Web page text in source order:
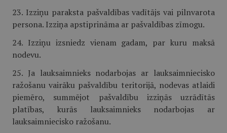
23. Izziņu paraksta pašvaldības vadītājs vai pilnvarota
persona. Izziņa apstiprināma ar pašvaldības zīmogu.
24. Izziņu izsniedz vienam gadam, par kuru maksā
nodevu.
25. Ja lauksaimnieks nodarbojas ar lauksaimniecisko
ražošanu vairāku pašvaldību teritorijā, nodevas atlaidi
piemēro, summējot pašvaldību izziņās uzrādītās
platības, kurās lauksaimnieks nodarbojas ar
lauksaimniecisko ražošanu.